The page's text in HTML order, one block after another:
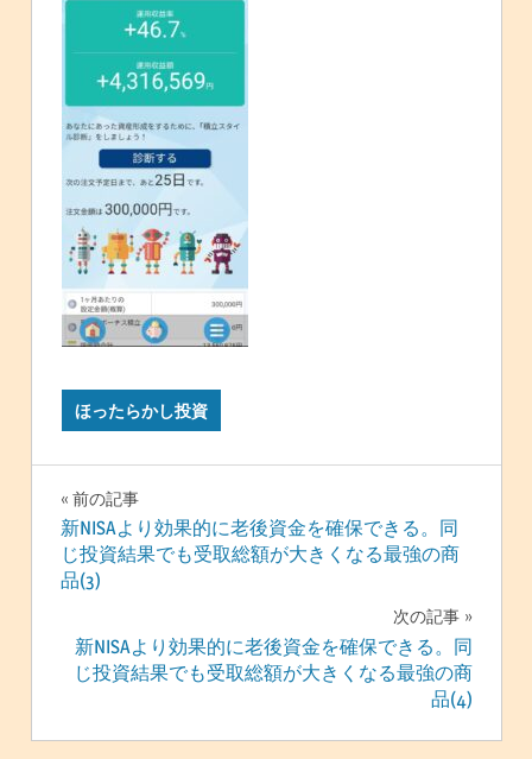
ほったらかし投資
投
稿
ナ
ビ
ゲ
ー
前の記事
新NISAより効果的に老後資金を確保できる。同
じ投資結果でも受取総額が大きくなる最強の商
品(3)
次の記事
新NISAより効果的に老後資金を確保できる。同
じ投資結果でも受取総額が大きくなる最強の商
品(4)